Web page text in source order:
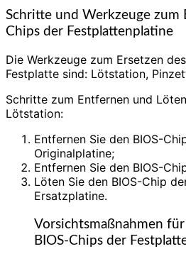
Schritte und Werkzeuge zum
Chips der Festplattenplatine
Die Werkzeuge zum Ersetzen
Festplatte sind: Lötstation,
Schritte zum Entfernen und
Lötstation:
Entfernen Sie den BIOS-
Originalplatine;
Entfernen Sie den BIOS-
Löten Sie den BIOS-Chip
Ersatzplatine.
Vorsichtsmaßnahmen
BIOS-Chips der